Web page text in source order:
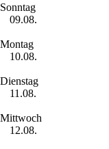
Sonntag
09.08.
Montag
10.08.
Dienstag
11.08.
Mittwoch
12.08.